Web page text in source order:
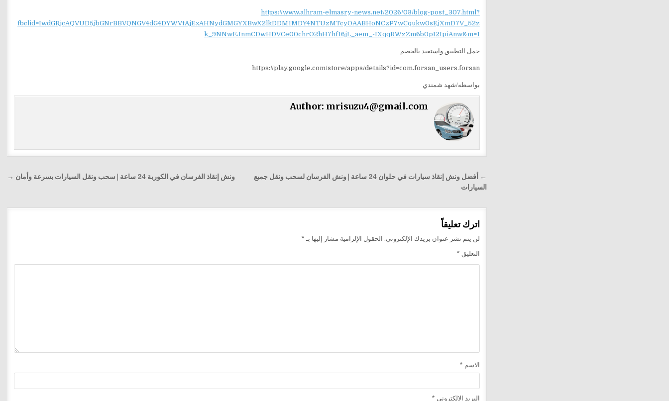
https://www.alhram-elmasry-news.net/2026/03/blog-post_307.html?
fbclid=IwdGRjcAQVUD5jbGNrBBVQNGV4dG4DYWVtAjExAHNydGMGYXBwX2lkDDM1MDY4NTUzMTcyOAABHoNCzP7wCqukw0sEjXmD7V_52z
k_9NNwEJnmCDwHDVCe00chrO2hH7hf16jL_aem_-IXqqRWzZm6b0pI2IpiAnw&m=1
حمل التطبيق واستفيد بالخصم
https://play.google.com/store/apps/details?id=com.forsan_users.forsan
بواسطه/شهد شمندي
Author: mrisuzu4@gmail.com
تصفّح
المقالات
ونش إنقاذ الفرسان في الكوربة 24 ساعة | سحب ونقل السيارات بسرعة وأمان →
← أفضل ونش إنقاذ سيارات في حلوان 24 ساعة | ونش الفرسان لسحب ونقل جميع
السيارات
اترك تعليقاً
لن يتم نشر عنوان بريدك الإلكتروني. الحقول الإلزامية مشار إليها بـ *
التعليق *
الاسم *
البريد الإلكتروني *